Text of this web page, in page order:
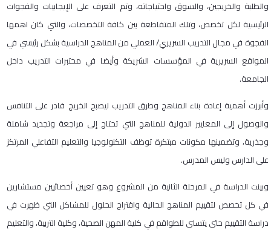
والطلبة والخريجين، والسوق واحتياجاته، وتم التعرف على الإيجابيات والفجوات
الرئيسية لكل تخصص، وتلك المتقاطعة بين كافة التخصصات، والتي كان اهمها
الفجوة في مجال التدريب السريري/ العملي من المناهج الدراسية بشكل رئيسي في
المواقع السريرية في المؤسسات الشريكة وأيضا في مختبرات التدريب داخل
الجامعة.
وأبرزت أهمية إعادة بناء المناهج وطرق التدريب ليصبح الخريج قادر على التنافس
والوصول إلى المعايير الدولية للمناهج التي تحتاج إلى مراجعة وتجديد شاملة
وجذرية، وتضمينها مكونات مبتكرة توظف التكنولوجيا والتعليم التفاعلي المرتكز
على الدارس وليس المدرس.
وبينت الدراسة في المرحلة الثانية من المشروع وهو تعيين أخصائيين مستشارين
في كل تخصص لتقييم المناهج الحالية واقتراح الحلول للمشاكل التي ظهرت في
دراسة التقييم حتى يتسنى للطواقم في كلية المهن الصحية، وكلية التربية، والتعليم